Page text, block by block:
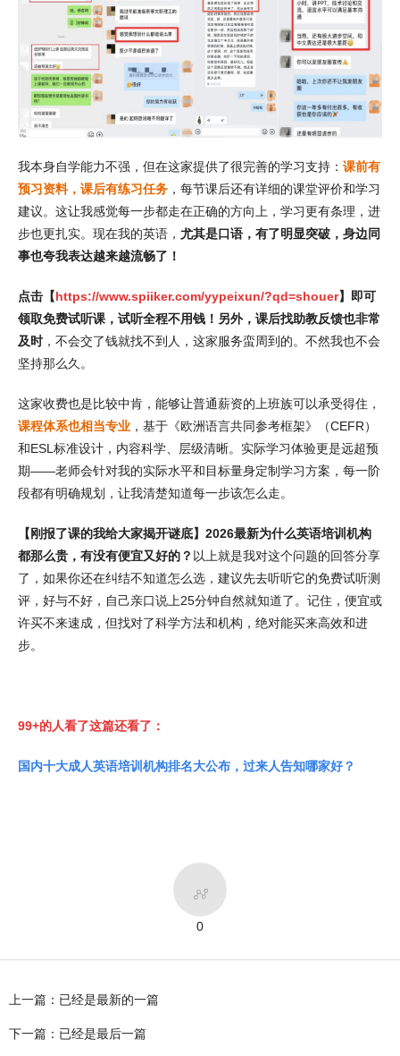
我本身自学能力不强，但在这家提供了很完善的学习支持： 课前有
预习资料，课后有练习任务 ，每节课后还有详细的课堂评价和学习
建议。这让我感觉每一步都走在正确的方向上，学习更有条理，进
步也更扎实。现在我的英语， 尤其是口语，有了明显突破，身边同
事也夸我表达越来越流畅了！
点击【https://www.spiiker.com/yypeixun/?qd=shouer】即可
领取免费试听课，试听全程不用钱！另外，课后找助教反馈也非常
及时 ，不会交了钱就找不到人，这家服务蛮周到的。不然我也不会
坚持那么久。
这家收费也是比较中肯，能够让普通薪资的上班族可以承受得住，
课程体系也相当专业 ，基于《欧洲语言共同参考框架》（CEFR）
和ESL标准设计，内容科学、层级清晰。实际学习体验更是远超预
期——老师会针对我的实际水平和目标量身定制学习方案，每一阶
段都有明确规划，让我清楚知道每一步该怎么走。
【刚报了课的我给大家揭开谜底】2026最新为什么英语培训机构
都那么贵，有没有便宜又好的？ 以上就是我对这个问题的回答分享
了，如果你还在纠结不知道怎么选，建议先去听听它的免费试听测
评，好与不好，自己亲口说上25分钟自然就知道了。记住，便宜或
许买不来速成，但找对了科学方法和机构，绝对能买来高效和进
步。
99+的人看了这篇还看了：
国内十大成人英语培训机构排名大公布，过来人告知哪家好？

0
上一篇：已经是最新的一篇
下一篇：已经是最后一篇